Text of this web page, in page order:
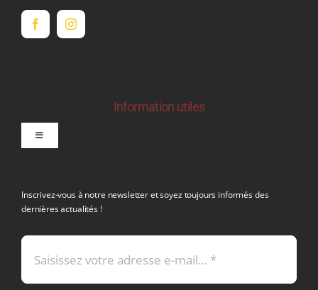
Information utiles
Toggle
Mentions légales
Inscrivez-vous à notre newsletter et soyez toujours informés des
dernières actualités !